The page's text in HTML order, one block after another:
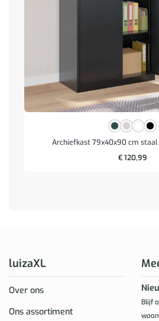
Archiefkast 79x40x90 cm
€120,99
luizaXL
Over ons
Ons assortiment
Blijf